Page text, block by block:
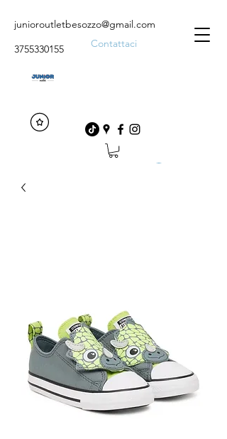
junioroutletbesozzo@gmail.com
Contattaci
3755330155